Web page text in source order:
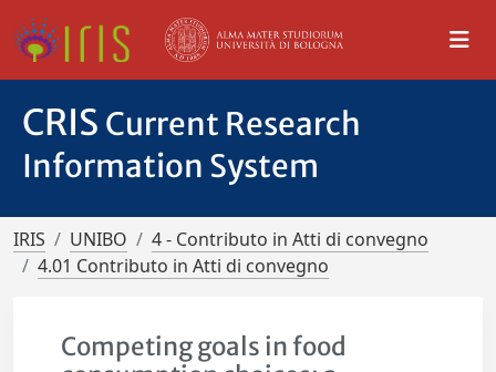
CRIS Current Research
Information System
IRIS UNIBO
4 - Contributo in Atti di convegno
4.01 Contributo in Atti di convegno
Competing goals in food